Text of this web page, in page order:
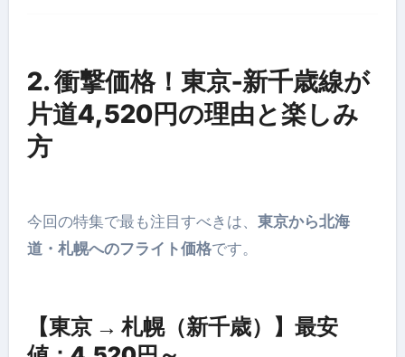
2. 衝撃価格！東京-新千歳線が
片道4,520円の理由と楽しみ
方
今回の特集で最も注目すべきは、 東京から北海
道・札幌へのフライト価格です。
【東京 → 札幌（新千歳）】最安